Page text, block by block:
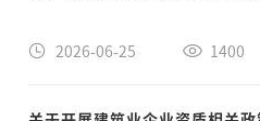
2026-06-25 1400